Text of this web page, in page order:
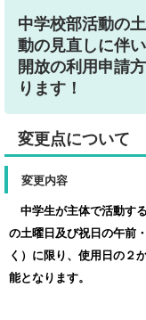
中学校部活動の
動の見直しに伴
開放の利用申請
ります！
変更点について
変更内容
中学生が主体で活動す
の土曜日及び祝日の午前
く）に限り、使用日の２
能となります。